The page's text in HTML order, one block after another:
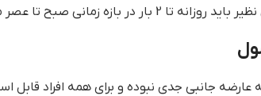
این محصول به آرامی آن را ماساژ داده و اجازه دهید به طور کامل جذب شود.
عارضه جانبی جدی نبوده و برای همه افراد